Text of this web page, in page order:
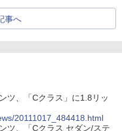
事へ
ツ、「Cクラス」に1.8リッ
20111017_484418.html
ツ、「Cクラス セダン/ステ